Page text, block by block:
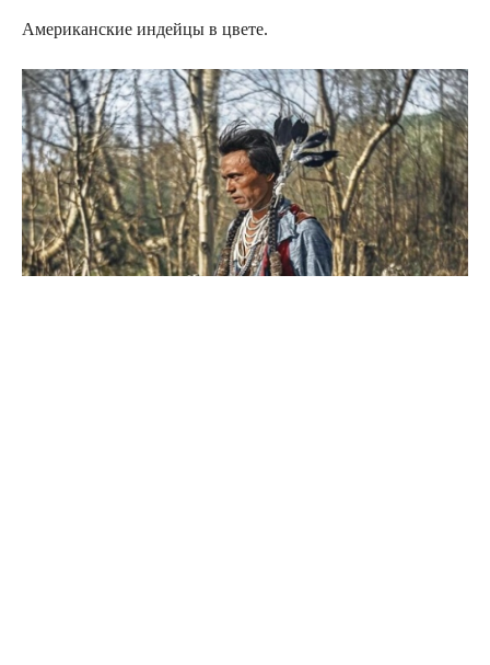
Американские индейцы в цвете.